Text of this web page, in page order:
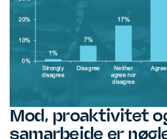
Mod, proaktivitet
samarbejde er